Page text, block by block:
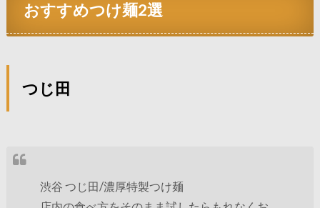
おすすめつけ麺2選
つじ田
渋谷 つじ田/濃厚特製つけ麺